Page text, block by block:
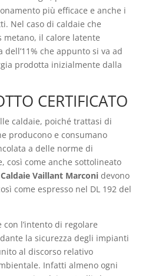
più efficace e anche i
Nel caso di caldaie che
metano, il calore latente
che appunto si va ad
prodotta inizialmente dalla
CERTIFICATO
caldaie, poiché trattasi di
producono e consumano
a delle norme di
così come anche sottolineato
Vaillant Marconidevono
come espresso nel DL 192 del
con l’intento di regolare
la sicurezza degli impianti
al discorso relativo
Infatti almeno ogni